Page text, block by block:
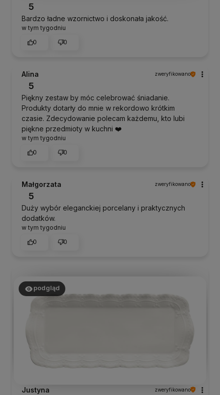
5
Bardzo ładne wzornictwo i doskonała jakość.
w tym tygodniu
0
0
Alina zweryfikowano
5
Piękny zestaw by móc celebrować śniadanie.
Produkty dotarły do mnie w rekordowo krótkim
czasie. Zdecydowanie polecam każdemu, kto lubi
piękne przedmioty w kuchni ❤️
w tym tygodniu
0
0
Małgorzata zweryfikowano
5
Duży wybór eleganckiej porcelany i praktycznych
dodatków.
w tym tygodniu
0
0
podgląd
Justyna zweryfikowano